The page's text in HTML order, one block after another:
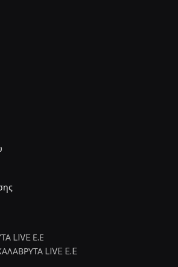
LIVE Ε.Ε
LIVE E.E